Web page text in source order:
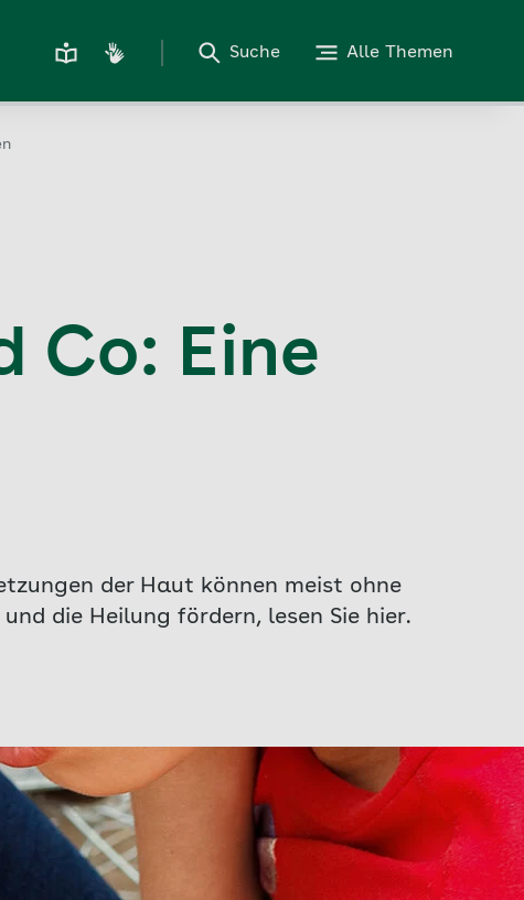
Suche Alle Themen
Co: Eine
der Haut können meist ohne
die Heilung fördern, lesen Sie hier.